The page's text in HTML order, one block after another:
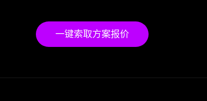
一键索取方案报价